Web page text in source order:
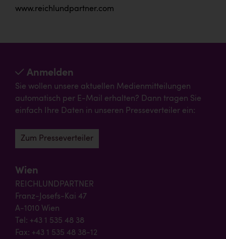
www.reichlundpartner.com
Anmelden
Sie wollen unsere aktuellen Medienmitteilungen
automatisch per E-Mail erhalten? Dann tragen Sie
einfach Ihre Daten in unseren Presseverteiler ein:
Zum Presseverteiler
Wien
REICHLUNDPARTNER
Franz-Josefs-Kai 47
A-1010 Wien
Tel: +43 1 535 48 38
Fax: +43 1 535 48 38-12